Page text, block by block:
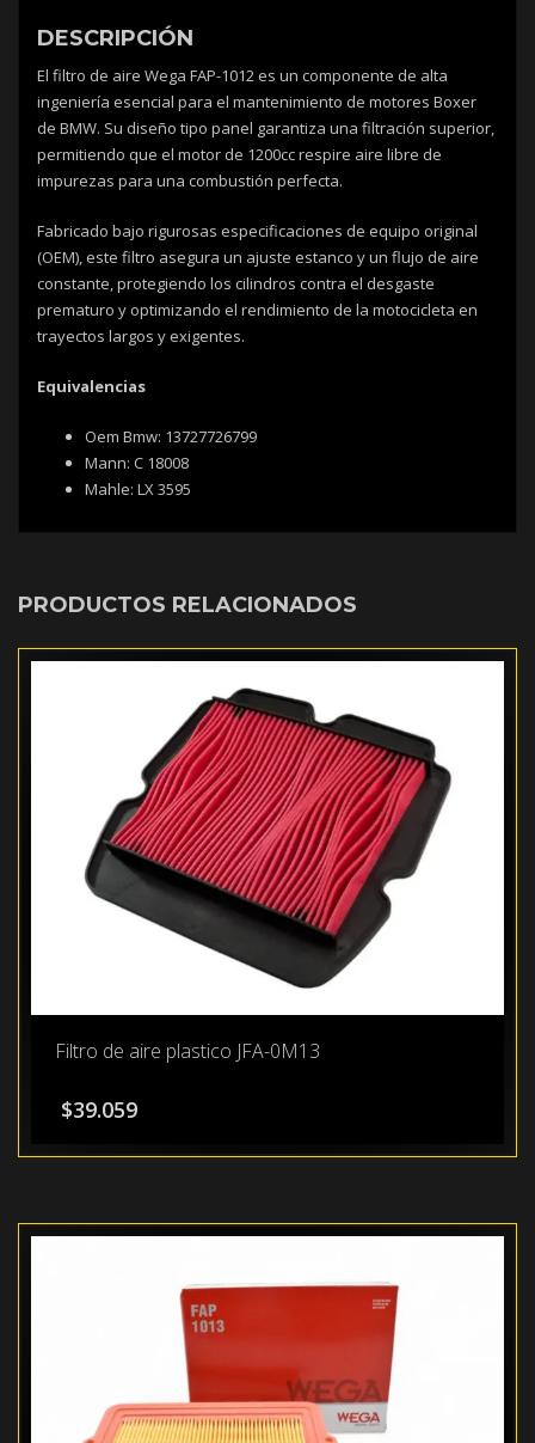
DESCRIPCIÓN
El filtro de aire Wega FAP-1012 es un componente de alta
ingeniería esencial para el mantenimiento de motores Boxer
de BMW. Su diseño tipo panel garantiza una filtración superior,
permitiendo que el motor de 1200cc respire aire libre de
impurezas para una combustión perfecta.
Fabricado bajo rigurosas especificaciones de equipo original
(OEM), este filtro asegura un ajuste estanco y un flujo de aire
constante, protegiendo los cilindros contra el desgaste
prematuro y optimizando el rendimiento de la motocicleta en
trayectos largos y exigentes.
Equivalencias
Oem Bmw: 13727726799
Mann: C 18008
Mahle: LX 3595
PRODUCTOS RELACIONADOS
Filtro de aire plastico JFA-0M13
$39.059